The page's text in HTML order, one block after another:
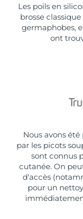
Les poils en
brosse
germaphobes,
ont
Nous avons
par les picots
sont connus
cutanée. On
d'accès
pour un